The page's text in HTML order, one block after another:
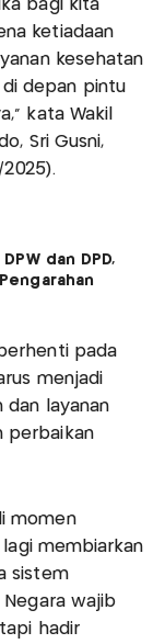
bagi kita
ketiadaan
kesehatan
depan pintu
kata Wakil
Sri Gusni,
dan DPD,
pada
menjadi
dan layanan
perbaikan
momen
membiarkan
sistem
Negara wajib
hadir